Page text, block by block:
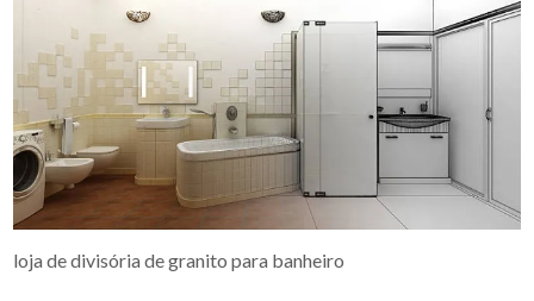
loja de divisória de granito para banheiro